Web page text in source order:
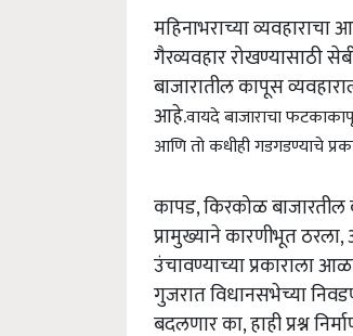
महिनाभराच्या
गैरव्यवहार रोखण्यासाठी
बाजारातील कापूस
आहे.वायदे बाजाराचा फटका
आणि तो कधीही गडगडण्याचे
कापड, किरकोळ बाजारतील
प्रामुख्याने कारणीभूत ठरला,
उंचावण्याच्या प्रकाराला
गुजरात विधानसभेच्या
बदलणार का, हाही प्रश्न